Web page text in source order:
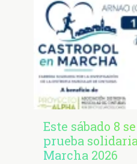
Este sábado 8
prueba
Marcha 2026